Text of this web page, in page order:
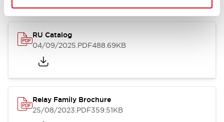
RU Catalog
04/09/2025.PDF488.69KB
Relay Family Brochure
25/08/2023.PDF359.51KB